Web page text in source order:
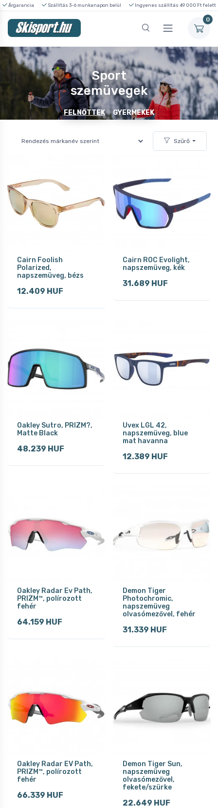
Árgarancia Szállítás 3-6 munkanapon belül Ingyenes szállítás 49 000 Ft felett
0
Sport
szemüvegek
FELNŐTTEK GYERMEKEK
Szűrő
Cairn Foolish
Polarized,
napszemüveg, bézs
12.409 HUF
Cairn ROC Evolight,
napszemüveg, kék
31.689 HUF
Oakley Sutro, PRIZM?,
Matte Black
48.239 HUF
Uvex LGL 42,
napszemüveg, blue
mat havanna
12.389 HUF
Oakley Radar Ev Path,
PRIZM™, polírozott
fehér
64.159 HUF
Demon Tiger
Photochromic,
napszemüveg
olvasómezővel, fehér
31.339 HUF
Oakley Radar EV Path,
PRIZM™, polírozott
fehér
66.339 HUF
Demon Tiger Sun,
napszemüveg
olvasómezővel,
fekete/szürke
22.649 HUF